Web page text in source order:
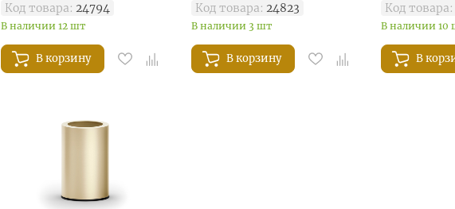
Код товара: 24794
В наличии 12 шт
В корзину
Код товара: 24823
В наличии 3 шт
В корзину
Код товара:
В наличии 10
В